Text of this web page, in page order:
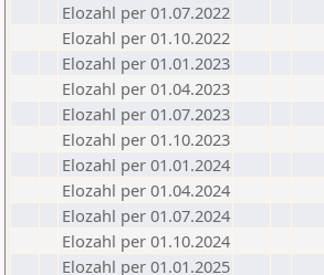
Elozahl per 01.07.2022
Elozahl per 01.10.2022
Elozahl per 01.01.2023
Elozahl per 01.04.2023
Elozahl per 01.07.2023
Elozahl per 01.10.2023
Elozahl per 01.01.2024
Elozahl per 01.04.2024
Elozahl per 01.07.2024
Elozahl per 01.10.2024
Elozahl per 01.01.2025